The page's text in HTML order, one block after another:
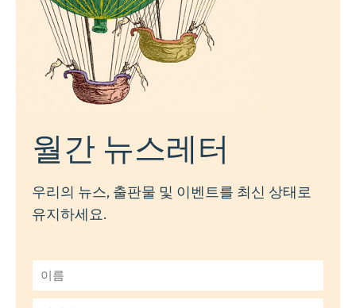
월간 뉴스레터
우리의 뉴스, 출판물 및 이벤트를 최신 상태로
유지하세요.
름
*